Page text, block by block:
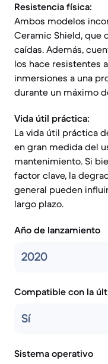
Resistencia física:
Ambos modelos
Ceramic Shield, que
caídas. Además,
los hace resistentes
inmersiones a una
durante un máximo
Vida útil práctica:
La vida útil práctica
en gran medida del
mantenimiento. Si
factor clave, la
general pueden
largo plazo.
Año de lanzamiento
2020
Compatible con la
Sí
Sistema operativo